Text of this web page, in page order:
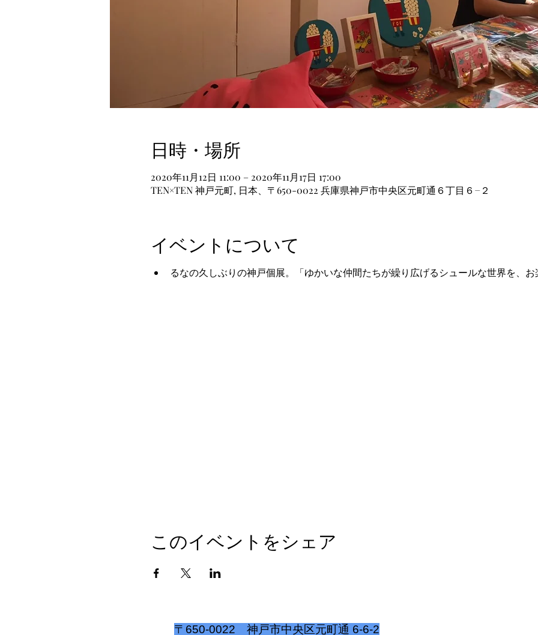
日時・場所
2020年11月12日 11:00 – 2020年11月17日 17:00
TEN×TEN 神戸元町, 日本、〒650-0022 兵庫県神戸市中央区元町通６丁目６−２
イベントについて
るなの久しぶりの神戸個展。「ゆかいな仲間たちが繰り広げるシュールな世界を、お
このイベントをシェア
​〒650-0022 神戸市中央区元町通 6-6-2